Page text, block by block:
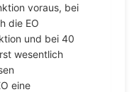
voraus, bei
die EO
und bei 40
wesentlich
eine